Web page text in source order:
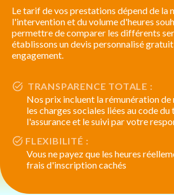
Le tarif de vos prestations dépend de la
l'intervention et du volume d'heures
permettre de comparer les différents
établissons un devis personnalisé gratuit
engagement.
TRANSPARENCE TOTALE :
Nos prix incluent la rémunération de
les charges sociales liées au code du
l'assurance et le suivi par votre
FLEXIBILITÉ :
Vous ne payez que les heures
frais d'inscription cachés